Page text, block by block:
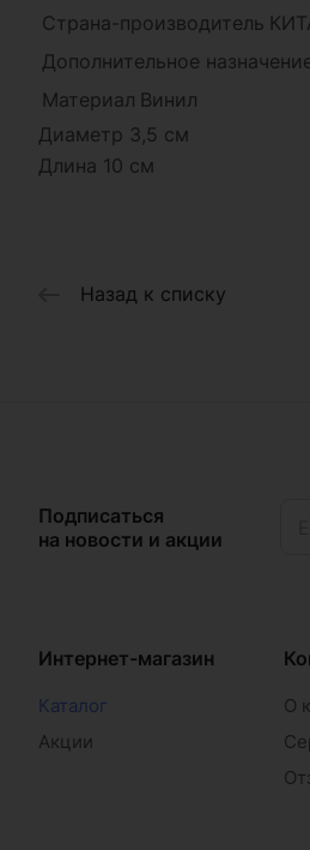
Страна-производитель
Дополнительное
Материал Винил
Диаметр 3,5 см
Длина 10 см
Назад к списку
Подписаться
на новости и акции
Интернет-магазин
Каталог
Акции
О